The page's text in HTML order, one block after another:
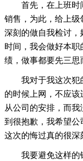
首先，在上班时
销售，为此，给上
深刻的做自我检讨
时间，我会做好本
绩，做事都要先三思
我对于我这次犯
的时候上网，不应
从公司的安排，而
到很抱歉，我希望
这次的悔过真的很深
我要避免这样的